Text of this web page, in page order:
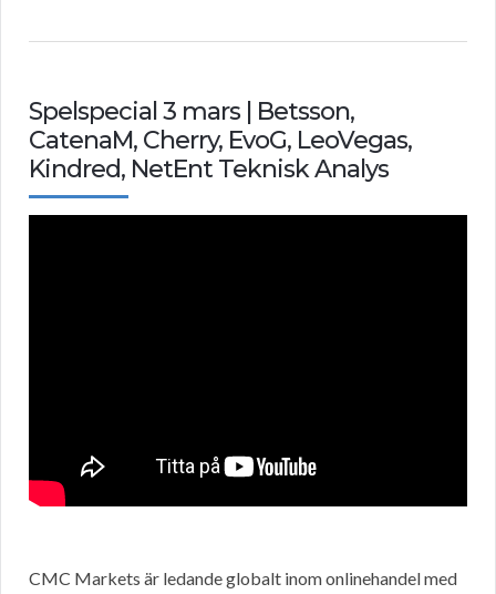
Spelspecial 3 mars | Betsson,
CatenaM, Cherry, EvoG, LeoVegas,
Kindred, NetEnt Teknisk Analys
CMC Markets är ledande globalt inom onlinehandel med